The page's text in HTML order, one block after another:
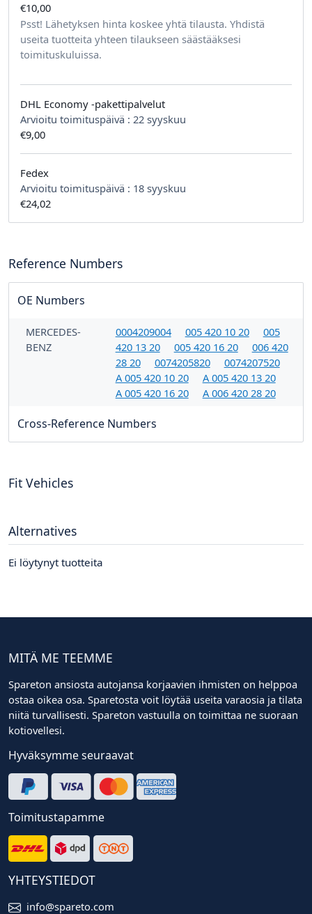
€10,00
Psst! Lähetyksen hinta koskee yhtä tilausta. Yhdistä
useita tuotteita yhteen tilaukseen säästääksesi
toimituskuluissa.
DHL Economy -pakettipalvelut
Arvioitu toimituspäivä : 22 syyskuu
€9,00
Fedex
Arvioitu toimituspäivä : 18 syyskuu
€24,02
Reference Numbers
OE Numbers
MERCEDES-
BENZ
0004209004 005 420 10 20
005
420 13 20
005 420 16 20
006 420
28 20
0074205820
0074207520
A 005 420 10 20
A 005 420 13 20
A 005 420 16 20
A 006 420 28 20
Cross-Reference Numbers
Fit Vehicles
Alternatives
Ei löytynyt tuotteita
MITÄ ME TEEMME
Spareton ansiosta autojansa korjaavien ihmisten on helppoa
ostaa oikea osa. Sparetosta voit löytää useita varaosia ja tilata
niitä turvallisesti. Spareton vastuulla on toimittaa ne suoraan
kotiovellesi.
Hyväksymme seuraavat
Toimitustapamme
YHTEYSTIEDOT
info@spareto.com